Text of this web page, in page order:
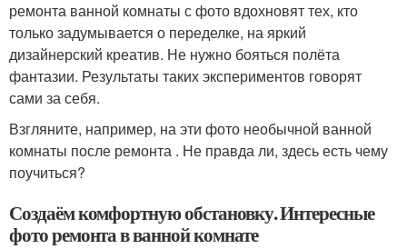
ремонта ванной комнаты с фото вдохновят тех, кто
только задумывается о переделке, на яркий
дизайнерский креатив. Не нужно бояться полёта
фантазии. Результаты таких экспериментов говорят
сами за себя.
Взгляните, например, на эти фото необычной ванной
комнаты после ремонта . Не правда ли, здесь есть чему
поучиться?
Создаём комфортную обстановку. Интересные
фото ремонта в ванной комнате